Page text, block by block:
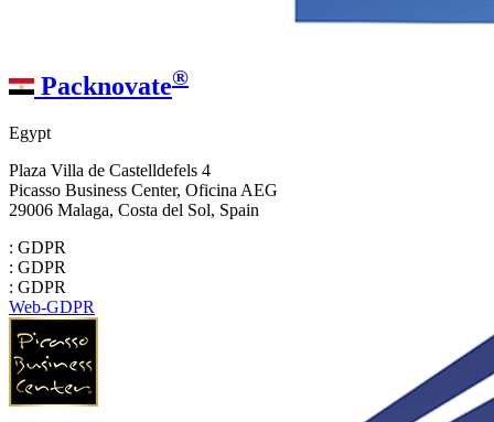
Packnovate®
Egypt
Plaza Villa de Castelldefels 4
Picasso Business Center, Oficina AEG
29006 Malaga, Costa del Sol, Spain
: GDPR
: GDPR
: GDPR
Web-GDPR